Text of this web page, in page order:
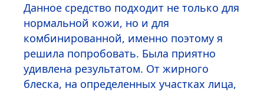
Данное средство подходит не только для
нормальной кожи, но и для
комбинированной, именно поэтому я
решила попробовать. Была приятно
удивлена результатом. От жирного
блеска, на определенных участках лица,